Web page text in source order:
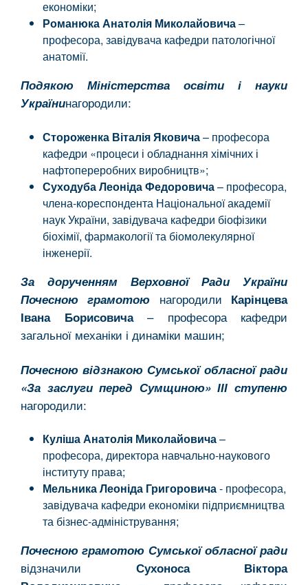
економіки;
Романюка Анатолія Миколайовича–
професора, завідувача кафедри патологічної
анатомії.
Подякою Міністерства освіти і науки
Українинагородили:
Стороженка Віталія Яковича– професора
кафедри «процеси і обладнання хімічних і
нафтопереробних виробництв»;
Суходуба Леоніда Федоровича– професора,
члена-кореспондента Національної академії
наук України, завідувача кафедри біофізики
біохімії, фармакології та біомолекулярної
інженерії.
За дорученням Верховної Ради України
Почесною грамотою нагородили Карінцева
Івана Борисовича– професора кафедри
загальної механіки і динаміки машин;
Почесною відзнакою Сумської обласної ради
«За заслуги перед Сумщиною» ІІІ ступеню
нагородили:
Куліша Анатолія Миколайовича–
професора, директора навчально-наукового
інституту права;
Мельника Леоніда Григоровича- професора,
завідувача кафедри економіки підприємництва
та бізнес-адміністрування;
Почесною грамотою Сумської обласної ради
відзначили Сухоноса Віктора